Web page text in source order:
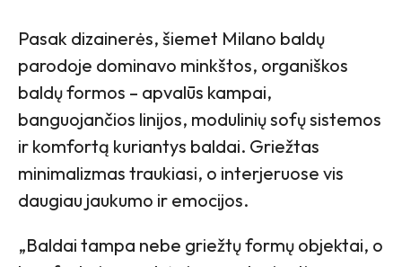
Pasak dizainerės, šiemet Milano baldų
parodoje dominavo minkštos, organiškos
baldų formos – apvalūs kampai,
banguojančios linijos, modulinių sofų sistemos
ir komfortą kuriantys baldai. Griežtas
minimalizmas traukiasi, o interjeruose vis
daugiau jaukumo ir emocijos.
„Baldai tampa nebe griežtų formų objektai, o